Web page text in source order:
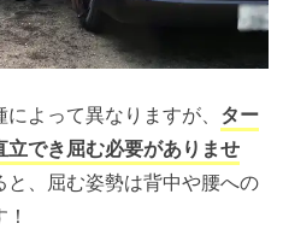
よって異なりますが、 ター
でき屈む必要がありませ
、屈む姿勢は背中や腰への